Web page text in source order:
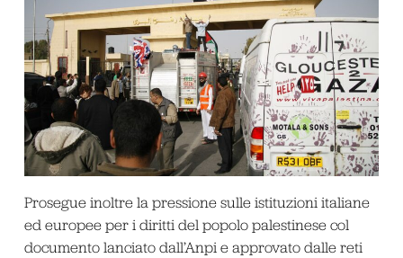
Prosegue inoltre la pressione sulle istituzioni italiane
ed europee per i diritti del popolo palestinese col
documento lanciato dall’Anpi e approvato dalle reti